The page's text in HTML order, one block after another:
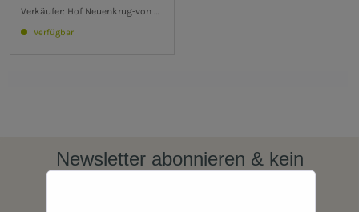
Verkäufer: Hof Neuenkrug-von Oehsen GbR
Verfügbar
Newsletter abonnieren & kein